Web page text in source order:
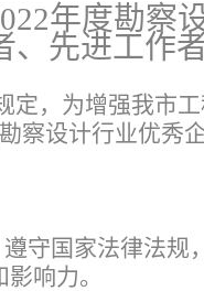
年度勘察
、先进工作
定，为增强我市
察设计行业优秀
守国家法律法规
响力。